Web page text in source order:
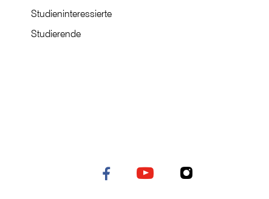
Studieninteressierte
Studierende